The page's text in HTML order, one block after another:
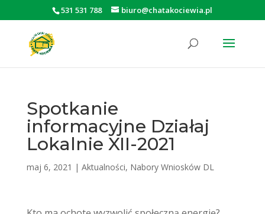
Otwórz pasek narzędzi
531 531 788 biuro@chatakociewia.pl
Spotkanie
informacyjne Działaj
Lokalnie XII-2021
maj 6, 2021 | Aktualności, Nabory Wniosków DL